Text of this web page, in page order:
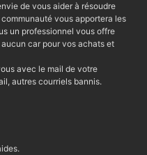
de vous aider à résoudre
vous apportera les
un professionnel vous offre
car pour vos achats et
avec le mail de votre
autres courriels bannis.